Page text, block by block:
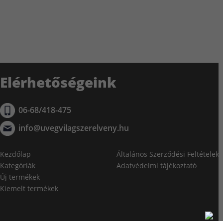
Elérhetőségeink
06-68/418-475
info@uvegvilagszerelveny.hu
Kezdőlap
Kategóriák
Új termékek
Kiemelt termékek
Általános Szerződési Feltételek
Adatvédelmi tájékoztató